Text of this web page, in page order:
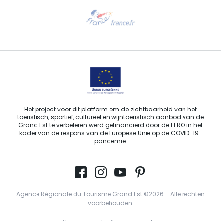
Stuur ons een e-mail
Het project voor dit platform om de zichtbaarheid van het
toeristisch, sportief, cultureel en wijntoeristisch aanbod van de
Grand Est te verbeteren werd gefinancierd door de EFRO in het
kader van de respons van de Europese Unie op de COVID-19-
pandemie.
Agence Régionale du Tourisme Grand Est ©2026 - Alle rechten
voorbehouden.